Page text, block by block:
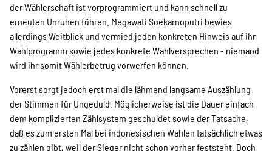
der Wählerschaft ist vorprogrammiert und kann schnell zu
erneuten Unruhen führen. Megawati Soekarnoputri bewies
allerdings Weitblick und vermied jeden konkreten Hinweis auf ihr
Wahlprogramm sowie jedes konkrete Wahlversprechen - niemand
wird ihr somit Wählerbetrug vorwerfen können.
Vorerst sorgt jedoch erst mal die lähmend langsame Auszählung
der Stimmen für Ungeduld. Möglicherweise ist die Dauer einfach
dem komplizierten Zählsystem geschuldet sowie der Tatsache,
daß es zum ersten Mal bei indonesischen Wahlen tatsächlich etwas
zu zählen gibt, weil der Sieger nicht schon vorher feststeht. Doch